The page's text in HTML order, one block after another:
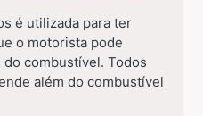
é utilizada para ter
o motorista pode
combustível. Todos
além do combustível